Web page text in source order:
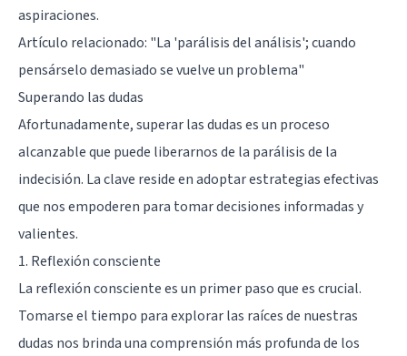
aspiraciones.
Artículo relacionado: "La 'parálisis del análisis'; cuando
pensárselo demasiado se vuelve un problema"
Superando las dudas
Afortunadamente, superar las dudas es un proceso
alcanzable que puede liberarnos de la parálisis de la
indecisión. La clave reside en adoptar estrategias efectivas
que nos empoderen para tomar decisiones informadas y
valientes.
1. Reflexión consciente
La reflexión consciente es un primer paso que es crucial.
Tomarse el tiempo para explorar las raíces de nuestras
dudas nos brinda una comprensión más profunda de los